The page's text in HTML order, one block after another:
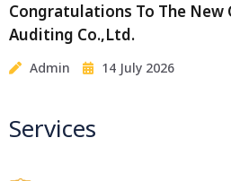
Congratulations To The New
Auditing Co.,Ltd.
Admin 14 July 2026
Services